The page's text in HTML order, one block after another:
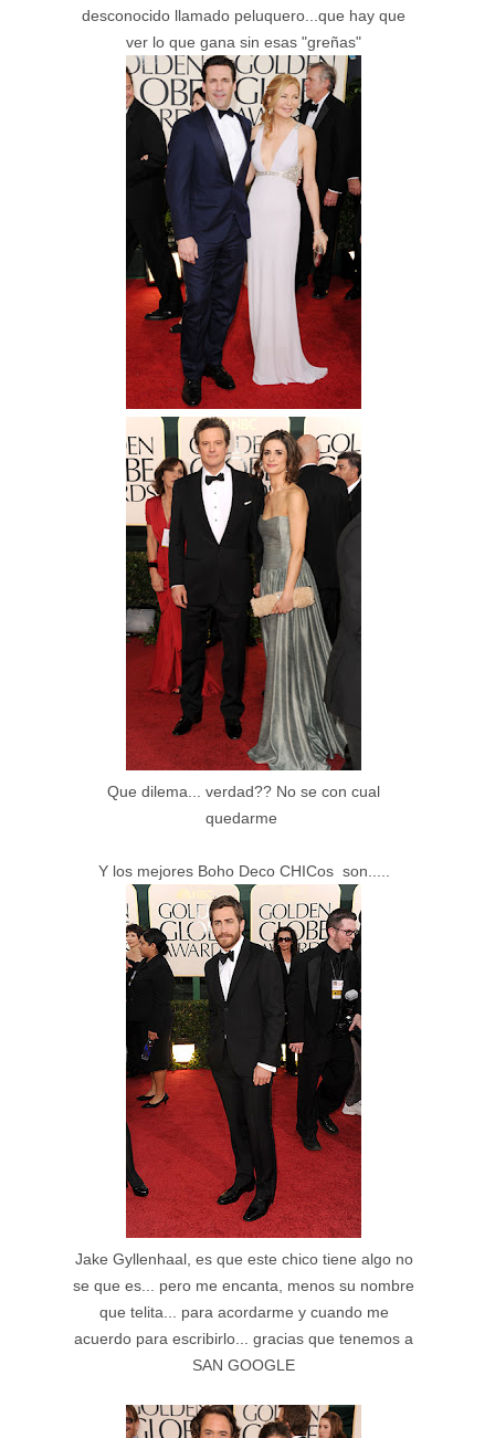
desconocido llamado peluquero...que hay que
ver lo que gana sin esas "greñas"
Que dilema... verdad?? No se con cual
quedarme
Y los mejores Boho Deco CHICos son.....
Jake Gyllenhaal, es que este chico tiene algo no
se que es... pero me encanta, menos su nombre
que telita... para acordarme y cuando me
acuerdo para escribirlo... gracias que tenemos a
SAN GOOGLE